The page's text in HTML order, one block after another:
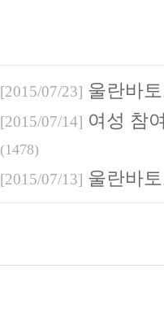
[2015/07/23] 울란바
[2015/07/14] 여성 참
(1478)
[2015/07/13] 울란바